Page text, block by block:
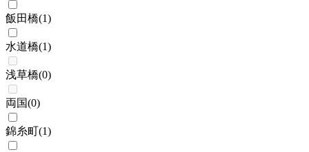
飯田橋(1)
水道橋(1)
浅草橋(0)
両国(0)
錦糸町(1)